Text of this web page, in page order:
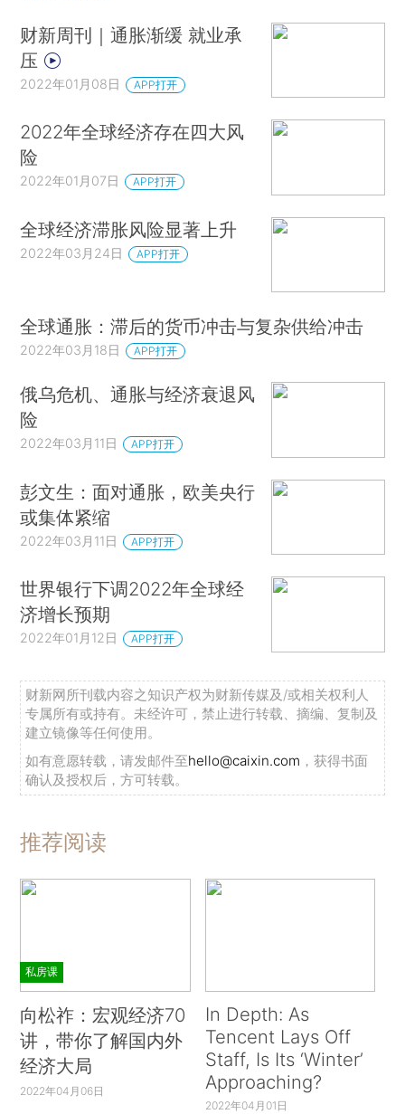
财新周刊｜通胀渐缓 就业承
压
2022年01月08日 APP打开
2022年全球经济存在四大风
险
2022年01月07日 APP打开
全球经济滞胀风险显著上升
2022年03月24日 APP打开
全球通胀：滞后的货币冲击与复杂供给冲击
2022年03月18日 APP打开
俄乌危机、通胀与经济衰退风
险
2022年03月11日 APP打开
彭文生：面对通胀，欧美央行
或集体紧缩
2022年03月11日 APP打开
世界银行下调2022年全球经
济增长预期
2022年01月12日 APP打开
财新网所刊载内容之知识产权为财新传媒及/或相关权利人
专属所有或持有。未经许可，禁止进行转载、摘编、复制及
建立镜像等任何使用。
如有意愿转载，请发邮件至hello@caixin.com ，获得书面
确认及授权后，方可转载。
推荐阅读
私房课
向松祚：宏观经济70
讲，带你了解国内外
经济大局
2022年04月06日
In Depth: As
Tencent Lays Off
Staff, Is Its ‘Winter’
Approaching?
2022年04月01日